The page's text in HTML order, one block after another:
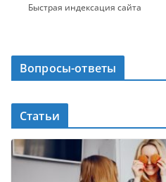
Быстрая индексация сайта
Вопросы-ответы
Статьи